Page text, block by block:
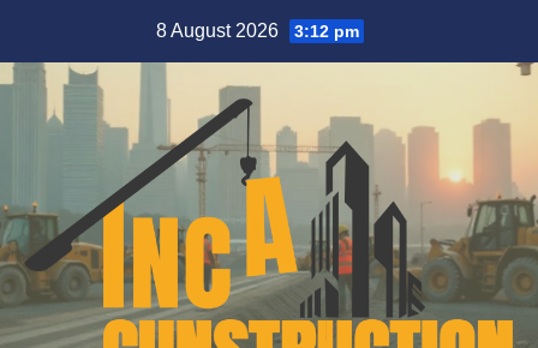
content
8 August 2026 3:12 pm